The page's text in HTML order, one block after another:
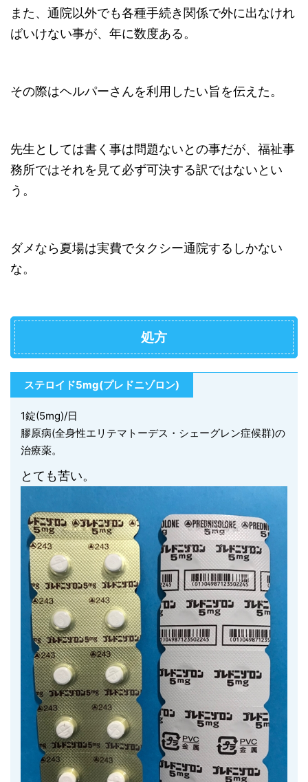
また、通院以外でも各種手続き関係で外に出なけれ
ばいけない事が、年に数度ある。
その際はヘルパーさんを利用したい旨を伝えた。
先生としては書く事は問題ないとの事だが、福祉事
務所ではそれを見て必ず可決する訳ではないとい
う。
ダメなら夏場は実費でタクシー通院するしかない
な。
処方
ステロイド5mg(プレドニゾロン)
1錠(5mg)/日
膠原病(全身性エリテマトーデス・シェーグレン症候群)の
治療薬。
とても苦い。